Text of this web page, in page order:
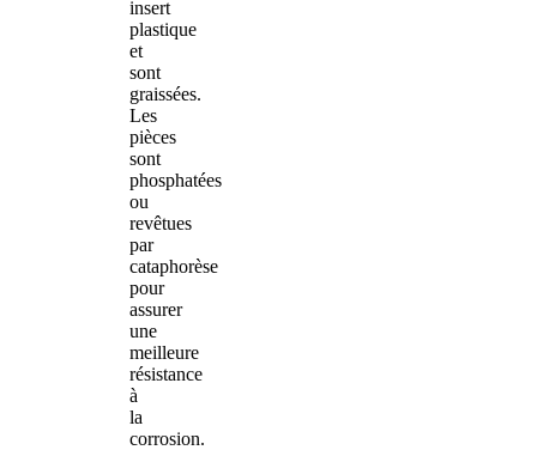
insert
plastique
et
sont
graissées.
Les
pièces
sont
phosphatées
ou
revêtues
par
cataphorèse
pour
assurer
une
meilleure
résistance
à
la
corrosion.